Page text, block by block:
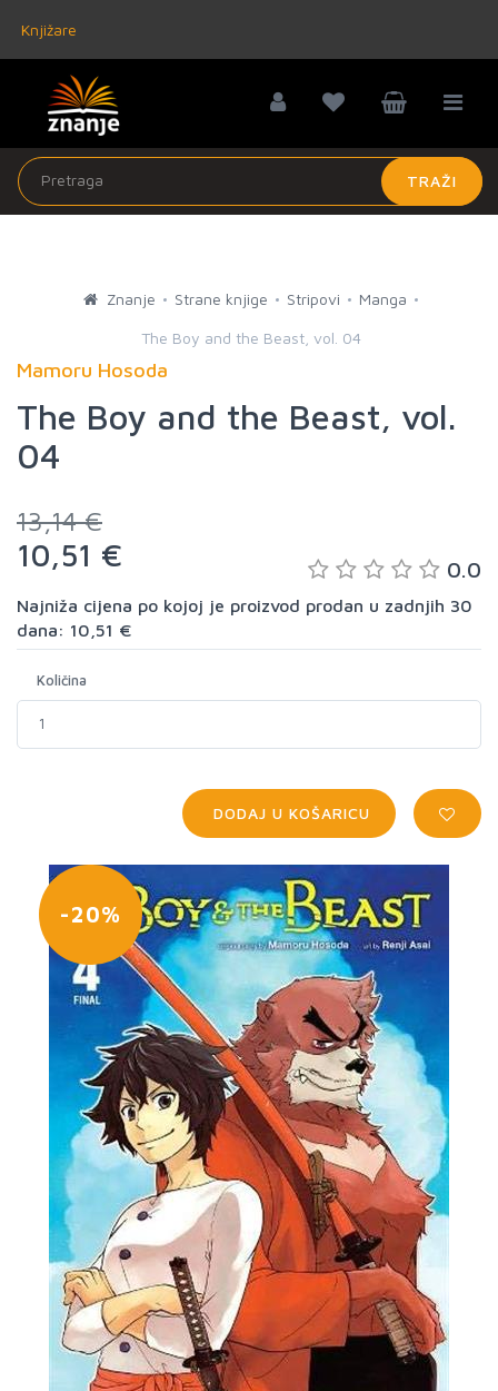
Knjižare
TRAŽI
Znanje Strane knjige Stripovi Manga
The Boy and the Beast, vol. 04
Mamoru Hosoda
The Boy and the Beast, vol.
04
13,14 €
10,51 € 0.0
Najniža cijena po kojoj je proizvod prodan u zadnjih 30
dana: 10,51 €
Količina
DODAJ U KOŠARICU
-20%